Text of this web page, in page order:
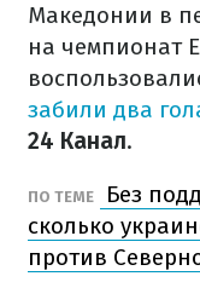
Македонии в
на чемпионат
забили два
24 Канал.
ПО ТЕМЕ
Без
сколько
против